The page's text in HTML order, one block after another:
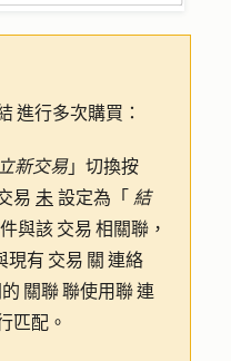
進行多次購買：
新交易」切換按
易 未 設定為「 結
與該 交易 相關聯，
現有 交易 關 連絡
關聯 聯使用聯 連
匹配。